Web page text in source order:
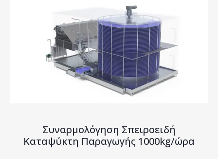
Συναρμολόγηση Σπειροειδή
Καταψύκτη Παραγωγής 1000kg/ώρα